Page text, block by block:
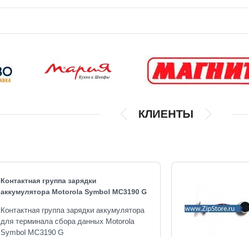
КЛИЕНТЫ
Контактная группа зарядки
аккумулятора Motorola Symbol MC3190 G
Контактная группа зарядки аккумулятора
для терминала сбора данных Motorola
Symbol MC3190 G